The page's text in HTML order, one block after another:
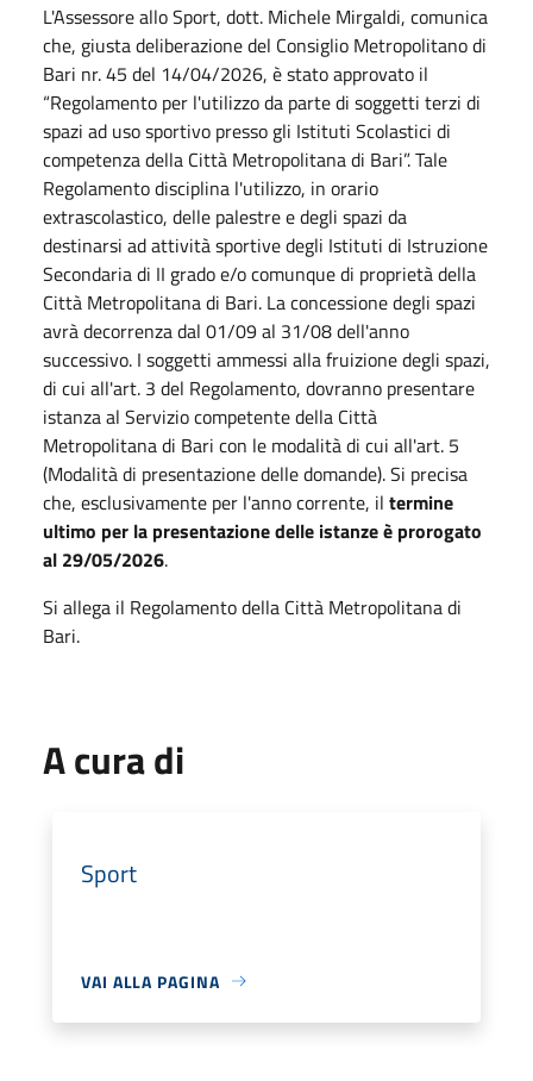
L'Assessore allo Sport, dott. Michele Mirgaldi, comunica
che, giusta deliberazione del Consiglio Metropolitano di
Bari nr. 45 del 14/04/2026, è stato approvato il
“Regolamento per l'utilizzo da parte di soggetti terzi di
spazi ad uso sportivo presso gli Istituti Scolastici di
competenza della Città Metropolitana di Bari”. Tale
Regolamento disciplina l'utilizzo, in orario
extrascolastico, delle palestre e degli spazi da
destinarsi ad attività sportive degli Istituti di Istruzione
Secondaria di II grado e/o comunque di proprietà della
Città Metropolitana di Bari. La concessione degli spazi
avrà decorrenza dal 01/09 al 31/08 dell'anno
successivo. I soggetti ammessi alla fruizione degli spazi,
di cui all'art. 3 del Regolamento, dovranno presentare
istanza al Servizio competente della Città
Metropolitana di Bari con le modalità di cui all'art. 5
(Modalità di presentazione delle domande). Si precisa
che, esclusivamente per l'anno corrente, il termine
ultimo per la presentazione delle istanze è prorogato
al 29/05/2026.
Si allega il Regolamento della Città Metropolitana di
Bari.
A cura di
Sport
VAI ALLA PAGINA